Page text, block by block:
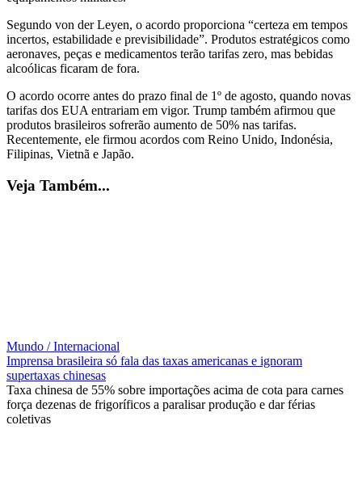
Segundo von der Leyen, o acordo proporciona “certeza em tempos
incertos, estabilidade e previsibilidade”. Produtos estratégicos como
aeronaves, peças e medicamentos terão tarifas zero, mas bebidas
alcoólicas ficaram de fora.
O acordo ocorre antes do prazo final de 1º de agosto, quando novas
tarifas dos EUA entrariam em vigor. Trump também afirmou que
produtos brasileiros sofrerão aumento de 50% nas tarifas.
Recentemente, ele firmou acordos com Reino Unido, Indonésia,
Filipinas, Vietnã e Japão.
Veja Também...
Mundo / Internacional
Imprensa brasileira só fala das taxas americanas e ignoram
supertaxas chinesas
Taxa chinesa de 55% sobre importações acima de cota para carnes
força dezenas de frigoríficos a paralisar produção e dar férias
coletivas